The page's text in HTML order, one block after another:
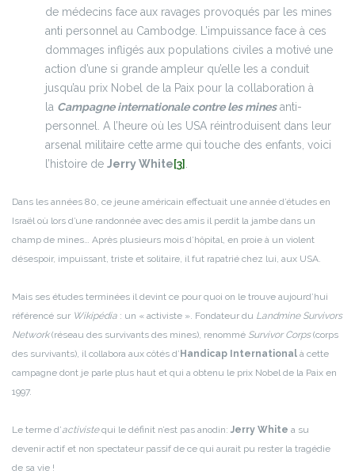
de médecins face aux ravages provoqués par les mines
anti personnel au Cambodge. L’impuissance face à ces
dommages infligés aux populations civiles a motivé une
action d’une si grande ampleur qu’elle les a conduit
jusqu’au prix Nobel de la Paix pour la collaboration à
la Campagne internationale contre les minesanti-
personnel. A l’heure où les USA réintroduisent dans leur
arsenal militaire cette arme qui touche des enfants, voici
l’histoire de Jerry White[3]
Dans les années 80, ce jeune américain effectuait une année d’études en
Israël où lors d’une randonnée avec des amis il perdit la jambe dans un
champ de mines… Après plusieurs mois d’hôpital, en proie à un violent
désespoir, impuissant, triste et solitaire, il fut rapatrié chez lui, aux USA.
Mais ses études terminées il devint ce pour quoi on le trouve aujourd’hui
référencé sur Wikipédia : un « activiste ». Fondateur du Landmine Survivors
Network(réseau des survivants des mines), renommé Survivor Corps(corps
des survivants), il collabora aux côtés d’Handicap International à cette
campagne dont je parle plus haut et qui a obtenu le prix Nobel de la Paix en
1997.
Le terme d’activistequi le définit n’est pas anodin: Jerry White a su
devenir actif et non spectateur passif de ce qui aurait pu rester la tragédie
de sa vie !